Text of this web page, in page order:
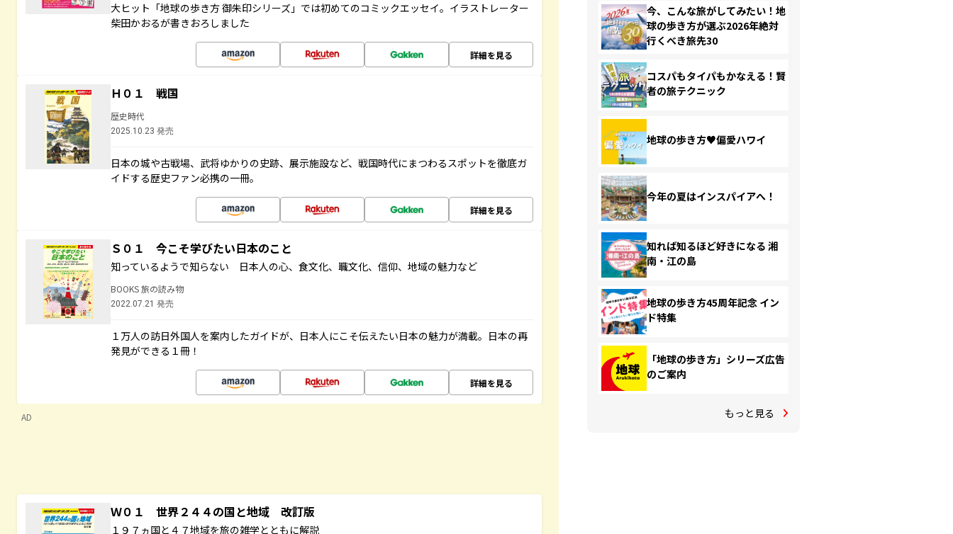
大ヒット「地球の歩き方 御朱印シリーズ」では初めてのコミックエッセイ。イラストレーター
柴田かおるが書きおろしました
詳細を見る
Ｈ０１ 戦国
歴史時代
2025.10.23 発売
日本の城や古戦場、武将ゆかりの史跡、展示施設など、戦国時代にまつわるスポットを徹底ガ
イドする歴史ファン必携の一冊。
詳細を見る
Ｓ０１ 今こそ学びたい日本のこと
知っているようで知らない 日本人の心、食文化、職文化、信仰、地域の魅力など
BOOKS 旅の読み物
2022.07.21 発売
１万人の訪日外国人を案内したガイドが、日本人にこそ伝えたい日本の魅力が満載。日本の再
発見ができる１冊！
詳細を見る
AD
Ｗ０１ 世界２４４の国と地域 改訂版
１９７ヵ国と４７地域を旅の雑学とともに解説
今、こんな旅がしてみたい！地
球の歩き方が選ぶ2026年絶対
行くべき旅先30
コスパもタイパもかなえる！賢
者の旅テクニック
地球の歩き方♥偏愛ハワイ
今年の夏はインスパイアへ！
知れば知るほど好きになる 湘
南・江の島
地球の歩き方45周年記念 イン
ド特集
「地球の歩き方」シリーズ広告
のご案内
もっと見る